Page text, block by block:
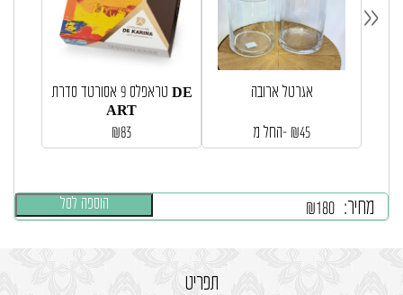
מחיר: ₪180 הוספה לסל
טראפלס 9 אסורטד סדרת DE
ART
₪83
אגרטל ארובה
החל מ- ₪45
«
תפריט